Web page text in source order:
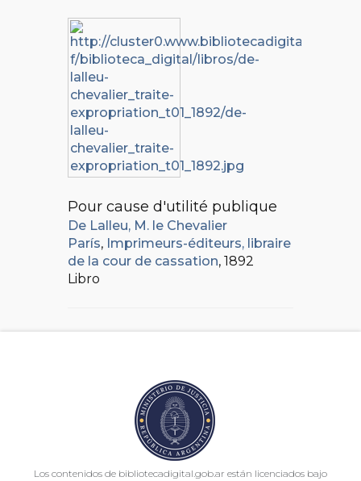
Pour cause d'utilité publique
De Lalleu, M. le Chevalier
París, Imprimeurs-éditeurs, libraire
de la cour de cassation, 1892
Libro
Los contenidos de bibliotecadigital.gob.ar están licenciados bajo